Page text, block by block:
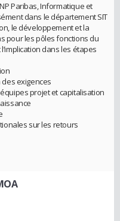
Paribas, Informatique et
dans le département SIT
le développement et la
pour les pôles fonctions du
dans les étapes
exigences
projet et capitalisation
sur les retours